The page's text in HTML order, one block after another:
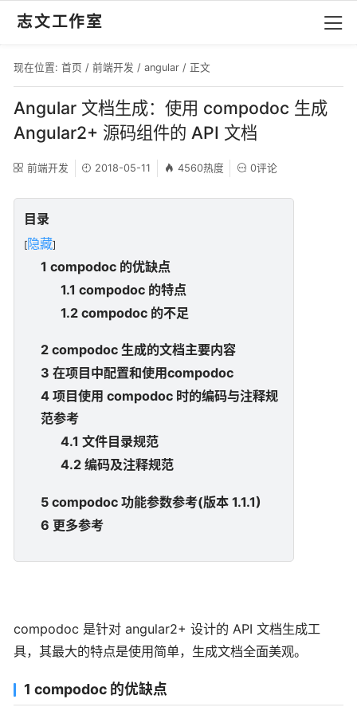
志文工作室
现在位置: 首页 / 前端开发 / angular / 正文
Angular 文档生成：使用 compodoc 生成
Angular2+ 源码组件的 API 文档
前端开发 2018-05-11 4560热度 0评论
目录
[隐藏]
1 compodoc 的优缺点
1.1 compodoc 的特点
1.2 compodoc 的不足
2 compodoc 生成的文档主要内容
3 在项目中配置和使用compodoc
4 项目使用 compodoc 时的编码与注释规
范参考
4.1 文件目录规范
4.2 编码及注释规范
5 compodoc 功能参数参考(版本 1.1.1)
6 更多参考
compodoc 是针对 angular2+ 设计的 API 文档生成工
具，其最大的特点是使用简单，生成文档全面美观。
1 compodoc 的优缺点